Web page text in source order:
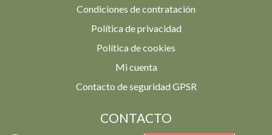
Condiciones de contratación
Política de privacidad
Política de cookies
Mi cuenta
Contacto de seguridad GPSR
CONTACTO